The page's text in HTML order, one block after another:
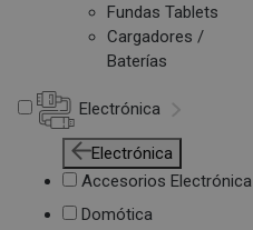
Fundas Tablets
Cargadores /
Baterías
Electrónica
Electrónica
Accesorios Electrónica
Domótica